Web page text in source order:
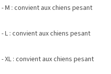
M : convient aux chiens pesant
L : convient aux chiens pesant
XL : convient aux chiens pesant